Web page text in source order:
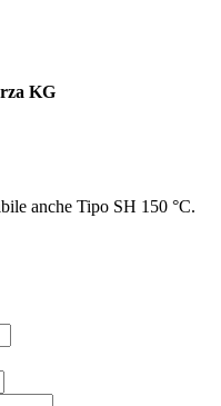
KG
anche Tipo SH 150 °C.